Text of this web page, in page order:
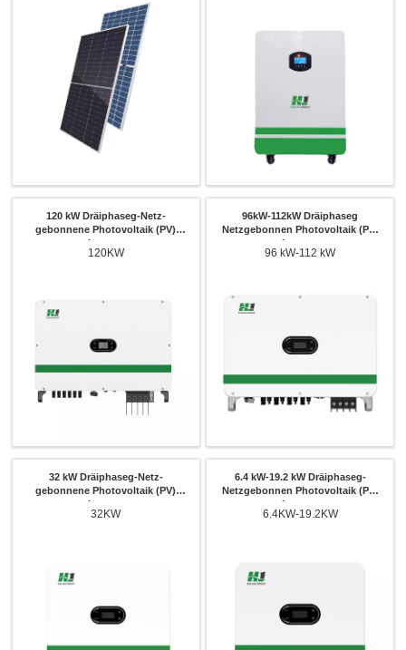
120 kW Dräiphaseg-Netz-
gebonnene Photovoltaik (PV)
Inverter
120KW
96kW-112kW Dräiphaseg
Netzgebonnen Photovoltaik (PV)
Inverter
96 kW-112 kW
32 kW Dräiphaseg-Netz-
gebonnene Photovoltaik (PV)
Inverter
32KW
6.4 kW-19.2 kW Dräiphaseg-
Netzgebonnen Photovoltaik (PV)
Inverter
6.4KW-19.2KW